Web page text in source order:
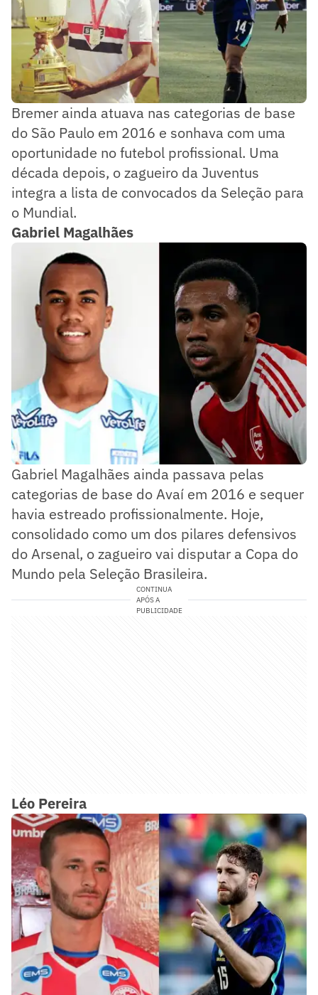
Bremer ainda atuava nas categorias de base
do São Paulo em 2016 e sonhava com uma
oportunidade no futebol profissional. Uma
década depois, o zagueiro da Juventus
integra a lista de convocados da Seleção para
o Mundial.
Gabriel Magalhães
Gabriel Magalhães ainda passava pelas
categorias de base do Avaí em 2016 e sequer
havia estreado profissionalmente. Hoje,
consolidado como um dos pilares defensivos
do Arsenal, o zagueiro vai disputar a Copa do
Mundo pela Seleção Brasileira.
CONTINUA
APÓS A
PUBLICIDADE
Léo Pereira